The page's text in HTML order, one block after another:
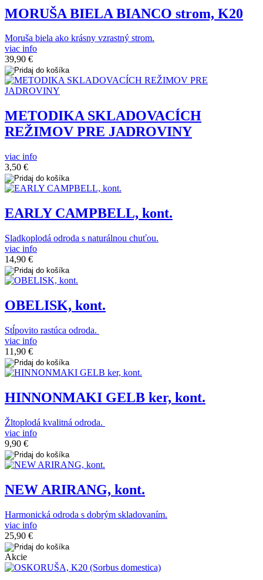
MORUŠA BIELA BIANCO strom, K20
Moruša biela ako krásny vzrastný strom.
viac info
39,90 €
METODIKA SKLADOVACÍCH
REŽIMOV PRE JADROVINY
viac info
3,50 €
EARLY CAMPBELL, kont.
Sladkoplodá odroda s naturálnou chuťou.
viac info
14,90 €
OBELISK, kont.
Stĺpovito rastúca odroda.
viac info
11,90 €
HINNONMAKI GELB ker, kont.
Žltoplodá kvalitná odroda.
viac info
9,90 €
NEW ARIRANG, kont.
Harmonická odroda s dobrým skladovaním.
viac info
25,90 €
Akcie